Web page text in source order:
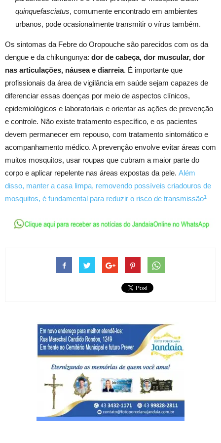
quinquefasciatus, comumente encontrado em ambientes
urbanos, pode ocasionalmente transmitir o vírus também.
Os sintomas da Febre do Oropouche são parecidos com os da
dengue e da chikungunya: dor de cabeça, dor muscular, dor
nas articulações, náusea e diarreia. É importante que
profissionais da área de vigilância em saúde sejam capazes de
diferenciar essas doenças por meio de aspectos clínicos,
epidemiológicos e laboratoriais e orientar as ações de prevenção
e controle. Não existe tratamento específico, e os pacientes
devem permanecer em repouso, com tratamento sintomático e
acompanhamento médico. A prevenção envolve evitar áreas com
muitos mosquitos, usar roupas que cubram a maior parte do
corpo e aplicar repelente nas áreas expostas da pele. Além
disso, manter a casa limpa, removendo possíveis criadouros de
mosquitos, é fundamental para reduzir o risco de transmissão1